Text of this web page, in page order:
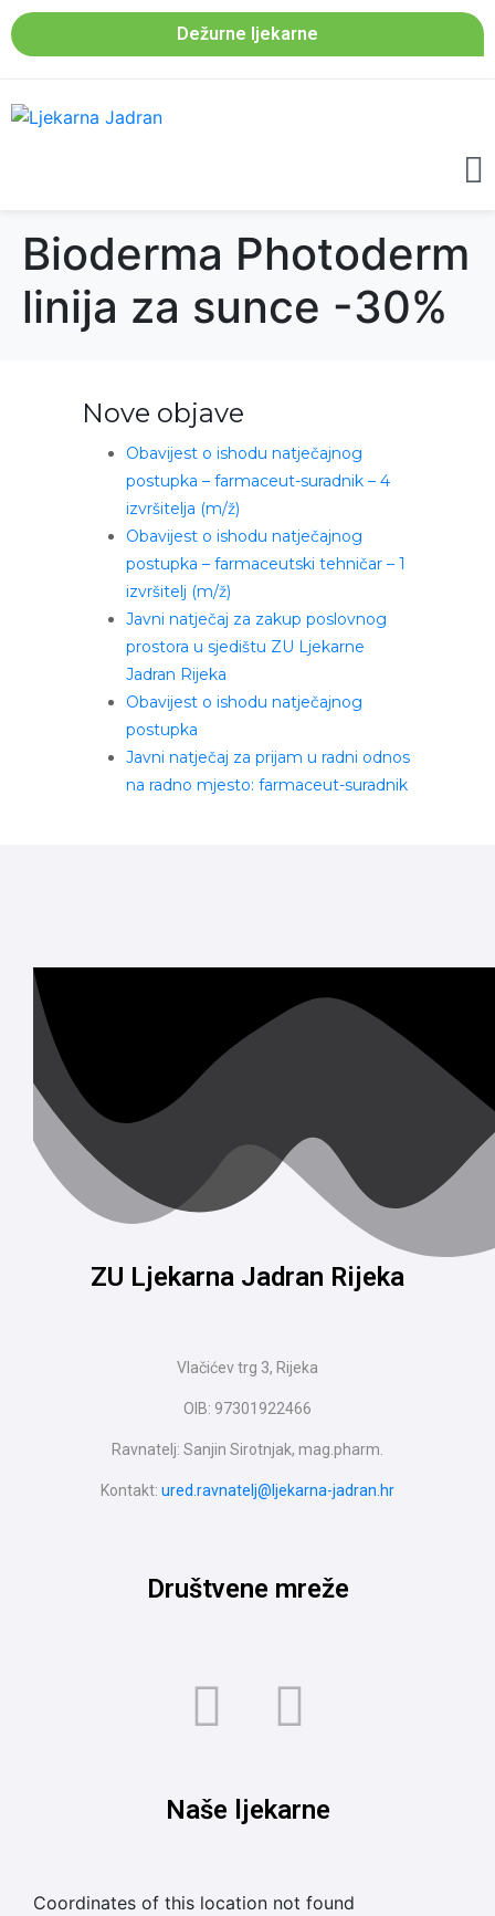
Dežurne ljekarne
Bioderma Photoderm
linija za sunce -30%
Nove objave
Obavijest o ishodu natječajnog
postupka – farmaceut-suradnik – 4
izvršitelja (m/ž)
Obavijest o ishodu natječajnog
postupka – farmaceutski tehničar – 1
izvršitelj (m/ž)
Javni natječaj za zakup poslovnog
prostora u sjedištu ZU Ljekarne
Jadran Rijeka
Obavijest o ishodu natječajnog
postupka
Javni natječaj za prijam u radni odnos
na radno mjesto: farmaceut-suradnik
ZU Ljekarna Jadran Rijeka
Vlačićev trg 3, Rijeka
OIB: 97301922466
Ravnatelj: Sanjin Sirotnjak, mag.pharm.
Kontakt: ured.ravnatelj@ljekarna-jadran.hr
Društvene mreže
Naše ljekarne
Coordinates of this location not found